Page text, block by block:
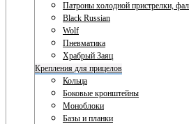
Патроны холодной пристрелки,
Black Russian
Wolf
Пневматика
Храбрый Заяц
Крепления для прицелов
Кольца
Боковые кронштейны
Моноблоки
Базы и планки